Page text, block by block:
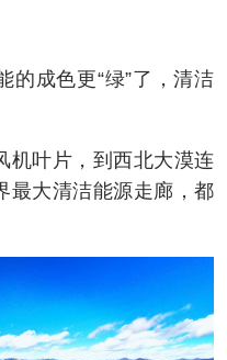
成色更“绿”了，清洁
叶片，到西北大漠连
最大清洁能源走廊，都